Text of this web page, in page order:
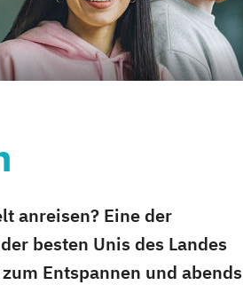
anreisen? Eine der
besten Unis des Landes
Entspannen und abends